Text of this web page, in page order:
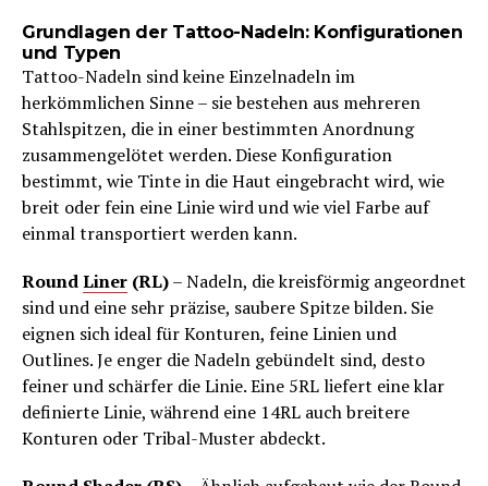
Grundlagen der Tattoo-Nadeln: Konfigurationen
und Typen
Tattoo-Nadeln sind keine Einzelnadeln im
herkömmlichen Sinne – sie bestehen aus mehreren
Stahlspitzen, die in einer bestimmten Anordnung
zusammengelötet werden. Diese Konfiguration
bestimmt, wie Tinte in die Haut eingebracht wird, wie
breit oder fein eine Linie wird und wie viel Farbe auf
einmal transportiert werden kann.
RoundLiner (RL)– Nadeln, die kreisförmig angeordnet
sind und eine sehr präzise, saubere Spitze bilden. Sie
eignen sich ideal für Konturen, feine Linien und
Outlines. Je enger die Nadeln gebündelt sind, desto
feiner und schärfer die Linie. Eine 5RL liefert eine klar
definierte Linie, während eine 14RL auch breitere
Konturen oder Tribal-Muster abdeckt.